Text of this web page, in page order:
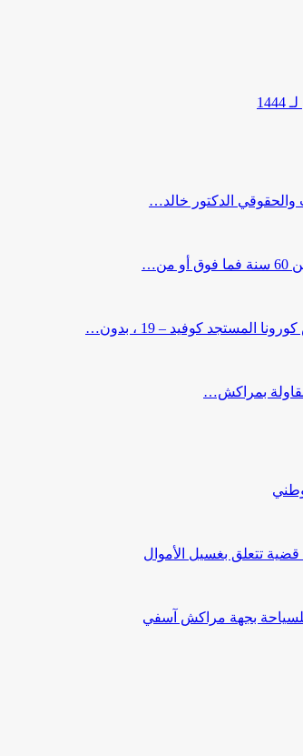
والحقوقي الدكتور خالد…
كوفيد – 19 ، بدون…
مقاولة بمراكش…
للسياحة بجهة مراكش آسفي